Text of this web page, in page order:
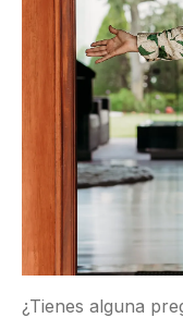
¿Tienes alguna